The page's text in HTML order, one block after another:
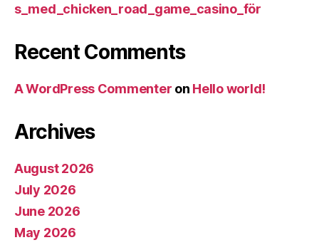
s_med_chicken_road_game_casino_för
Recent Comments
A WordPress Commenter on Hello world!
Archives
August 2026
July 2026
June 2026
May 2026